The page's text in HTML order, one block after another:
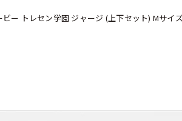
ー トレセン学園 ジャージ (上下セット) Mサイ